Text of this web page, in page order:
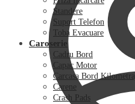
Standere
Suport Telefon
Toba Evacuare
Caroserie
Cadru Bord
Capac Motor
Carcasa Bord Kilometraj
Carene
Crash Pads